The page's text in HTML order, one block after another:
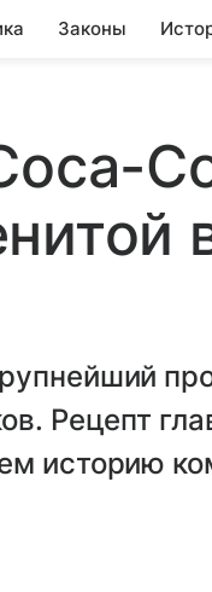
Законы
Рецепт
историю